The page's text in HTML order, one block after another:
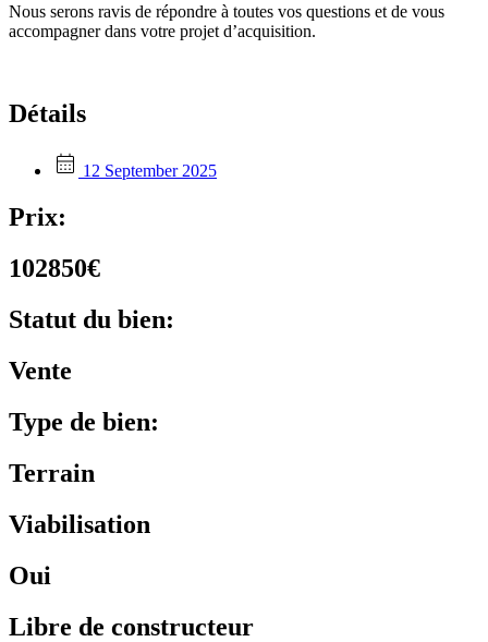
Nous serons ravis de répondre à toutes vos questions et de vous
accompagner dans votre projet d’acquisition.
Détails
12 September 2025
Prix:
102850€
Statut du bien:
Vente
Type de bien:
Terrain
Viabilisation
Oui
Libre de constructeur